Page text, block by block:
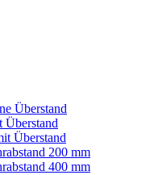
Überstand
Überstand
Überstand
200 mm
400 mm